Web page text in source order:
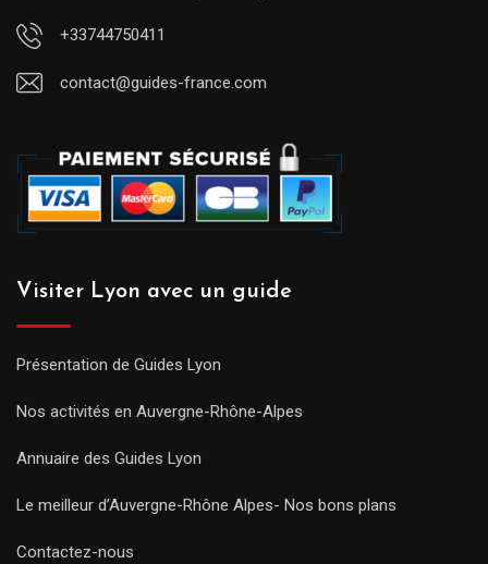
+33744750411
contact@guides-france.com
Visiter Lyon avec un guide
Présentation de Guides Lyon
Nos activités en Auvergne-Rhône-Alpes
Annuaire des Guides Lyon
Le meilleur d’Auvergne-Rhône Alpes- Nos bons plans
Contactez-nous